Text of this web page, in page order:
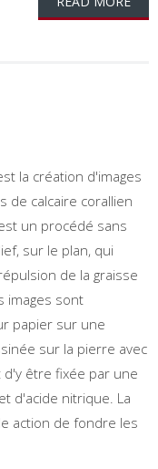
la création d'images
de calcaire corallien
un procédé sans
sur le plan, qui
de la graisse
images sont
papier sur une
sur la pierre avec
d'y être fixée par une
d'acide nitrique. La
action de fondre les